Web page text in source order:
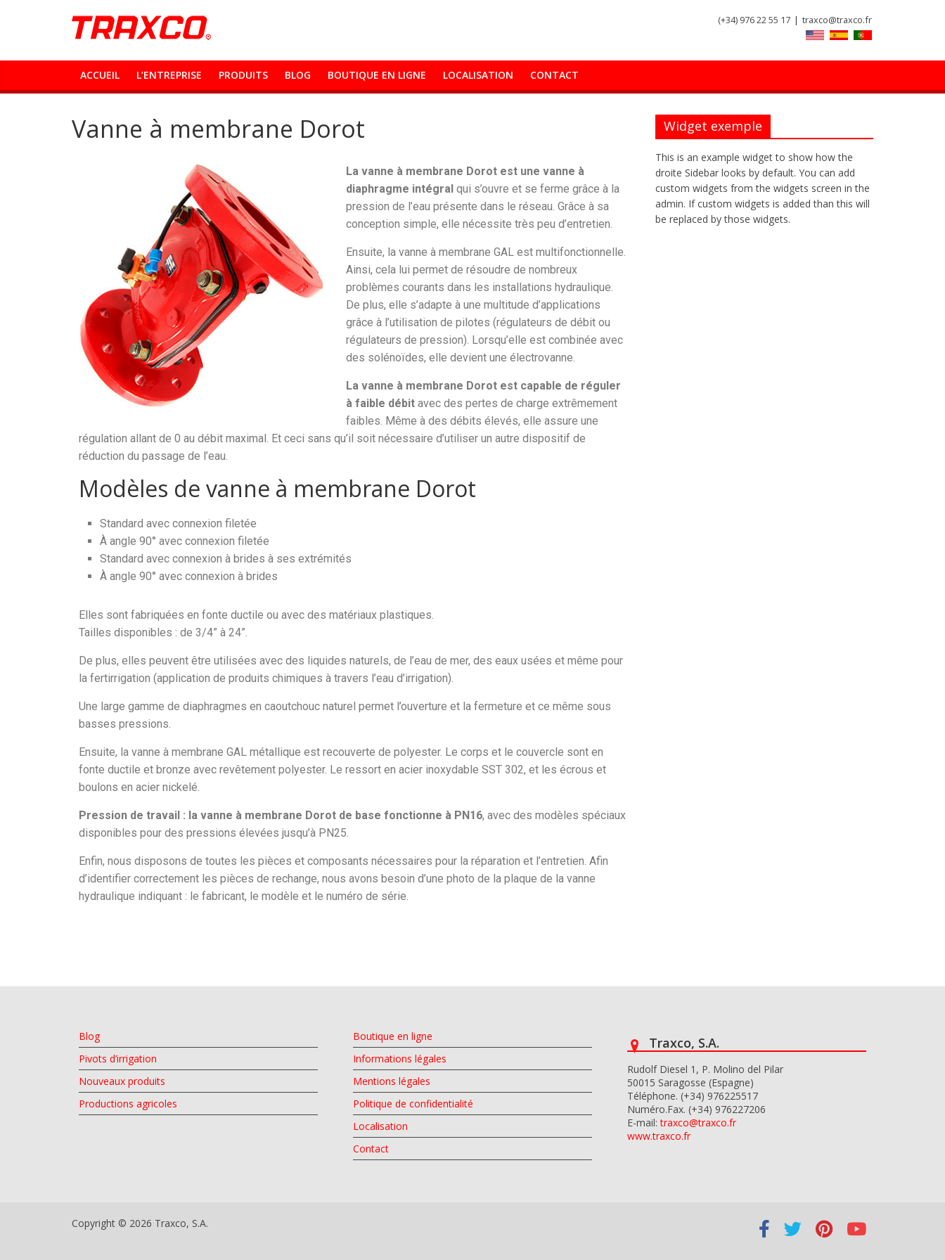
(+34) 976 22 55 17 | traxco@traxco.fr
ACCUEIL L’ENTREPRISE PRODUITS BLOG BOUTIQUE EN LIGNE LOCALISATION CONTACT
Vanne à membrane Dorot
La vanne à membrane Dorot est une vanne à
diaphragme intégral qui s’ouvre et se ferme grâce à la
pression de l’eau présente dans le réseau. Grâce à sa
conception simple, elle nécessite très peu d’entretien.
Ensuite, la vanne à membrane GAL est multifonctionnelle.
Ainsi, cela lui permet de résoudre de nombreux
problèmes courants dans les installations hydraulique.
De plus, elle s’adapte à une multitude d’applications
grâce à l’utilisation de pilotes (régulateurs de débit ou
régulateurs de pression). Lorsqu’elle est combinée avec
des solénoïdes, elle devient une électrovanne.
La vanne à membrane Dorot est capable de réguler
à faible débit avec des pertes de charge extrêmement
faibles. Même à des débits élevés, elle assure une
régulation allant de 0 au débit maximal. Et ceci sans qu’il soit nécessaire d’utiliser un autre dispositif de
réduction du passage de l’eau.
Modèles de vanne à membrane Dorot
Standard avec connexion filetée
À angle 90° avec connexion filetée
Standard avec connexion à brides à ses extrémités
À angle 90° avec connexion à brides
Elles sont fabriquées en fonte ductile ou avec des matériaux plastiques.
Tailles disponibles : de 3/4” à 24”.
De plus, elles peuvent être utilisées avec des liquides naturels, de l’eau de mer, des eaux usées et même pour
la fertirrigation (application de produits chimiques à travers l’eau d’irrigation).
Une large gamme de diaphragmes en caoutchouc naturel permet l’ouverture et la fermeture et ce même sous
basses pressions.
Ensuite, la vanne à membrane GAL métallique est recouverte de polyester. Le corps et le couvercle sont en
fonte ductile et bronze avec revêtement polyester. Le ressort en acier inoxydable SST 302, et les écrous et
boulons en acier nickelé.
Pression de travail : la vanne à membrane Dorot de base fonctionne à PN16, avec des modèles spéciaux
disponibles pour des pressions élevées jusqu’à PN25.
Enfin, nous disposons de toutes les pièces et composants nécessaires pour la réparation et l’entretien. Afin
d’identifier correctement les pièces de rechange, nous avons besoin d’une photo de la plaque de la vanne
hydraulique indiquant : le fabricant, le modèle et le numéro de série.
Widget exemple
This is an example widget to show how the
droite Sidebar looks by default. You can add
custom widgets from the widgets screen in the
admin. If custom widgets is added than this will
be replaced by those widgets.
Blog
Pivots d’irrigation
Nouveaux produits
Productions agricoles
Boutique en ligne
Informations légales
Mentions légales
Politique de confidentialité
Localisation
Contact
Traxco, S.A.
Rudolf Diesel 1, P. Molino del Pilar
50015 Saragosse (Espagne)
Téléphone. (+34) 976225517
Numéro.Fax. (+34) 976227206
E-mail:traxco@traxco.fr
www.traxco.fr
Copyright © 2026 Traxco, S.A.